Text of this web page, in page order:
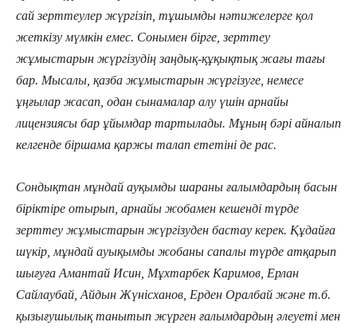
сай зерттеулер жүргізіп, тұшымды нәтижелерге қол
жеткізу мүмкін емес. Сонымен бірге, зерттеу
жұмыстарын жүргізудің заңдық-құқықтық жағы тағы
бар. Мысалы, қазба жұмыстарын жүргізуге, немесе
ұңғылар жасап, одан сынамалар алу үшін арнайы
лицензиясы бар ұйымдар тартылады. Мұның бәрі айналып
келгенде біршама қаржы талап ететіні де рас.
Сондықтан мұндай ауқымды шараны ғалымдардың басын
біріктіре отырып, арнайы жобамен кешенді түрде
зерттеу жұмыстарын жүргізуден бастау керек. Құдайға
шүкір, мұндай ауықымды жобаны сапалы түрде атқарып
шығуға Амантай Исин, Мұхтарбек Каримов, Ерлан
Сайлаубай, Айдын Жүнісханов, Ерден Оралбай және т.б.
қызығушылық танытып жүрген ғалымдардың әлеуеті мен